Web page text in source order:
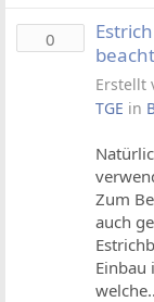
0
Erstellt
TGE in
Zum
auch
Einbau